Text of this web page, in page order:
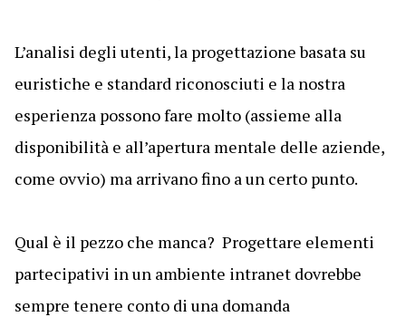
L’analisi degli utenti, la progettazione basata su
euristiche e standard riconosciuti e la nostra
esperienza possono fare molto (assieme alla
disponibilità e all’apertura mentale delle aziende,
come ovvio) ma arrivano fino a un certo punto.
Qual è il pezzo che manca? Progettare elementi
partecipativi in un ambiente intranet dovrebbe
sempre tenere conto di una domanda